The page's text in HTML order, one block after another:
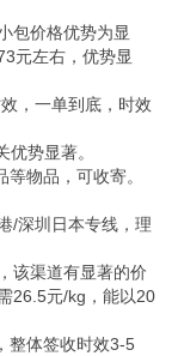
包价格优势为显
元左右，优势显
，一单到底，时效
优势显著。
物品，可收寄。
/深圳日本专线，理
该渠道有显著的价
26.5元/kg，能以20
整体签收时效3-5